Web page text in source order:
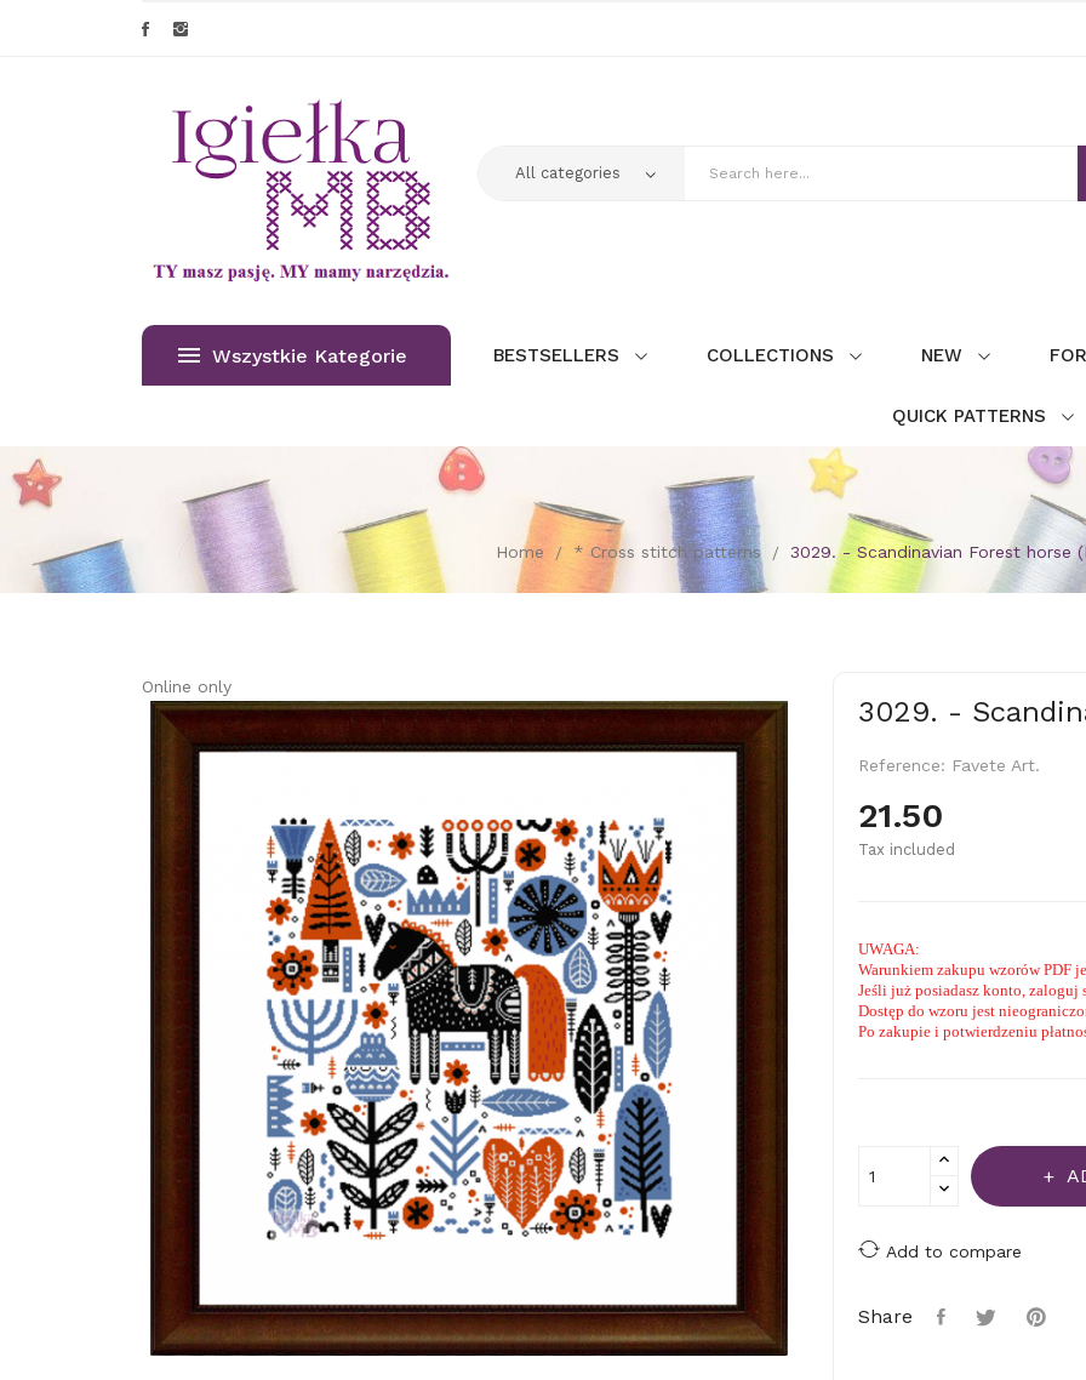
Wszystkie Kategorie BESTSELLERS COLLECTIONS NEW
QUICK PATTERNS
Home * Cross stitch patterns 3029. - Scandinavian Forest horse
Online only
3029. -
Reference: Favete Art.
21.50
Tax included
UWAGA:
Warunkiem zakupu wzorów PDF
Jeśli już posiadasz konto, zaloguj
Dostęp do wzoru jest
Po zakupie i potwierdzeniu
Add to compare
Share